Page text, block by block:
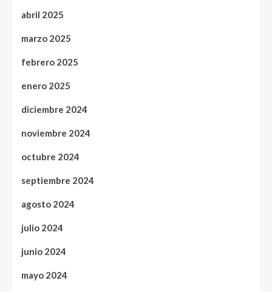
abril 2025
marzo 2025
febrero 2025
enero 2025
diciembre 2024
noviembre 2024
octubre 2024
septiembre 2024
agosto 2024
julio 2024
junio 2024
mayo 2024